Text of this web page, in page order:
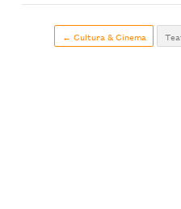
← Cultura & Cinema